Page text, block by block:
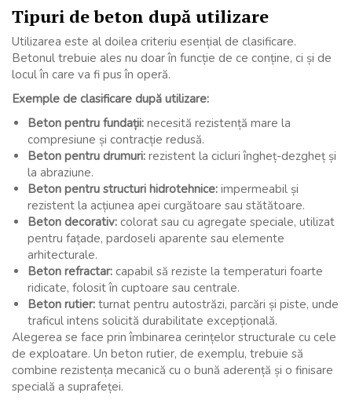
Tipuri de beton după utilizare
Utilizarea este al doilea criteriu esențial de clasificare.
Betonul trebuie ales nu doar în funcție de ce conține, ci și de
locul în care va fi pus în operă.
Exemple de clasificare după utilizare:
Beton pentru fundații: necesită rezistență mare la
compresiune și contracție redusă.
Beton pentru drumuri: rezistent la cicluri îngheț-dezgheț și
la abraziune.
Beton pentru structuri hidrotehnice: impermeabil și
rezistent la acțiunea apei curgătoare sau stătătoare.
Beton decorativ: colorat sau cu agregate speciale, utilizat
pentru fațade, pardoseli aparente sau elemente
arhitecturale.
Beton refractar: capabil să reziste la temperaturi foarte
ridicate, folosit în cuptoare sau centrale.
Beton rutier: turnat pentru autostrăzi, parcări și piste, unde
traficul intens solicită durabilitate excepțională.
Alegerea se face prin îmbinarea cerințelor structurale cu cele
de exploatare. Un beton rutier, de exemplu, trebuie să
combine rezistența mecanică cu o bună aderență și o finisare
specială a suprafeței.